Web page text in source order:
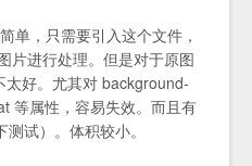
单，只需要引入这个文件，
片进行处理。但是对于原图
好。尤其对 background-
等属性，容易失效。而且有
试）。体积较小。